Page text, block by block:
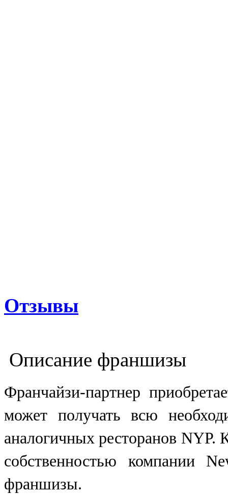
Отзывы
Описание франшизы
Франчайзи-партнер
может получать всю
аналогичных ресторанов
собственностью компании
франшизы.